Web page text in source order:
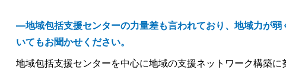
―地域包括支援センターの力量差も言われており、地域力が
いてもお聞かせください。
地域包括支援センターを中心に地域の支援ネットワーク構築